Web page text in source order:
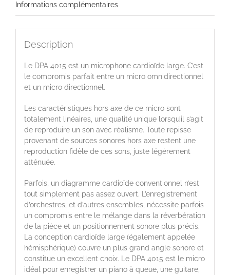
Informations complémentaires
Description
Le DPA 4015 est un microphone cardioïde large. C’est
le compromis parfait entre un micro omnidirectionnel
et un micro directionnel.
Les caractéristiques hors axe de ce micro sont
totalement linéaires, une qualité unique lorsqu’il s’agit
de reproduire un son avec réalisme. Toute repisse
provenant de sources sonores hors axe restent une
reproduction fidèle de ces sons, juste légèrement
atténuée.
Parfois, un diagramme cardioïde conventionnel n’est
tout simplement pas assez ouvert. L’enregistrement
d’orchestres, et d’autres ensembles, nécessite parfois
un compromis entre le mélange dans la réverbération
de la pièce et un positionnement sonore plus précis.
La conception cardioïde large (également appelée
hémisphérique) couvre un plus grand angle sonore et
constitue un excellent choix. Le DPA 4015 est le micro
idéal pour enregistrer un piano à queue, une guitare,